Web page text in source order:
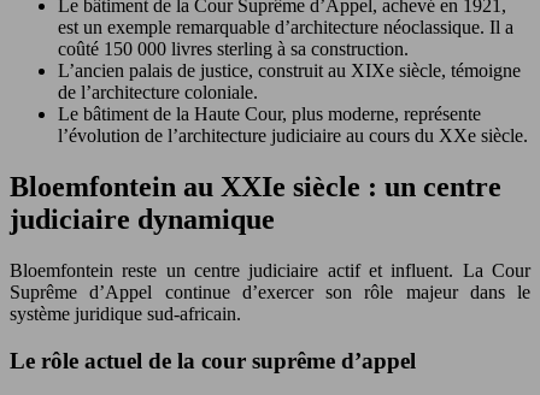
Le bâtiment de la Cour Suprême d’Appel, achevé en 1921,
est un exemple remarquable d’architecture néoclassique. Il a
coûté 150 000 livres sterling à sa construction.
L’ancien palais de justice, construit au XIXe siècle, témoigne
de l’architecture coloniale.
Le bâtiment de la Haute Cour, plus moderne, représente
l’évolution de l’architecture judiciaire au cours du XXe siècle.
Bloemfontein au XXIe siècle : un centre
judiciaire dynamique
Bloemfontein reste un centre judiciaire actif et influent. La Cour
Suprême d’Appel continue d’exercer son rôle majeur dans le
système juridique sud-africain.
Le rôle actuel de la cour suprême d’appel